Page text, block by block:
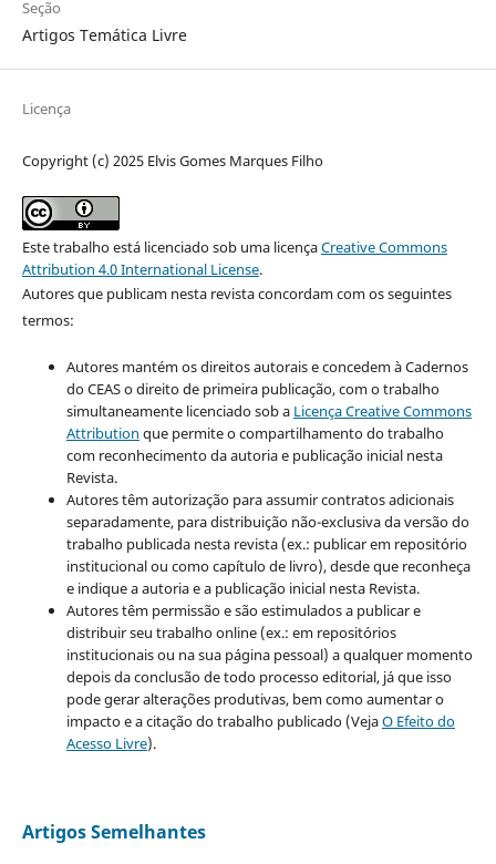
Seção
Artigos Temática Livre
Licença
Copyright (c) 2025 Elvis Gomes Marques Filho
Este trabalho está licenciado sob uma licençaCreative Commons
Attribution 4.0 International License.
Autores que publicam nesta revista concordam com os seguintes
termos:
Autores mantém os direitos autorais e concedem à Cadernos
do CEAS o direito de primeira publicação, com o trabalho
simultaneamente licenciado sob a Licença Creative Commons
Attribution que permite o compartilhamento do trabalho
com reconhecimento da autoria e publicação inicial nesta
Revista.
Autores têm autorização para assumir contratos adicionais
separadamente, para distribuição não-exclusiva da versão do
trabalho publicada nesta revista (ex.: publicar em repositório
institucional ou como capítulo de livro), desde que reconheça
e indique a autoria e a publicação inicial nesta Revista.
Autores têm permissão e são estimulados a publicar e
distribuir seu trabalho online (ex.: em repositórios
institucionais ou na sua página pessoal) a qualquer momento
depois da conclusão de todo processo editorial, já que isso
pode gerar alterações produtivas, bem como aumentar o
impacto e a citação do trabalho publicado (VejaO Efeito do
Acesso Livre).
Artigos Semelhantes